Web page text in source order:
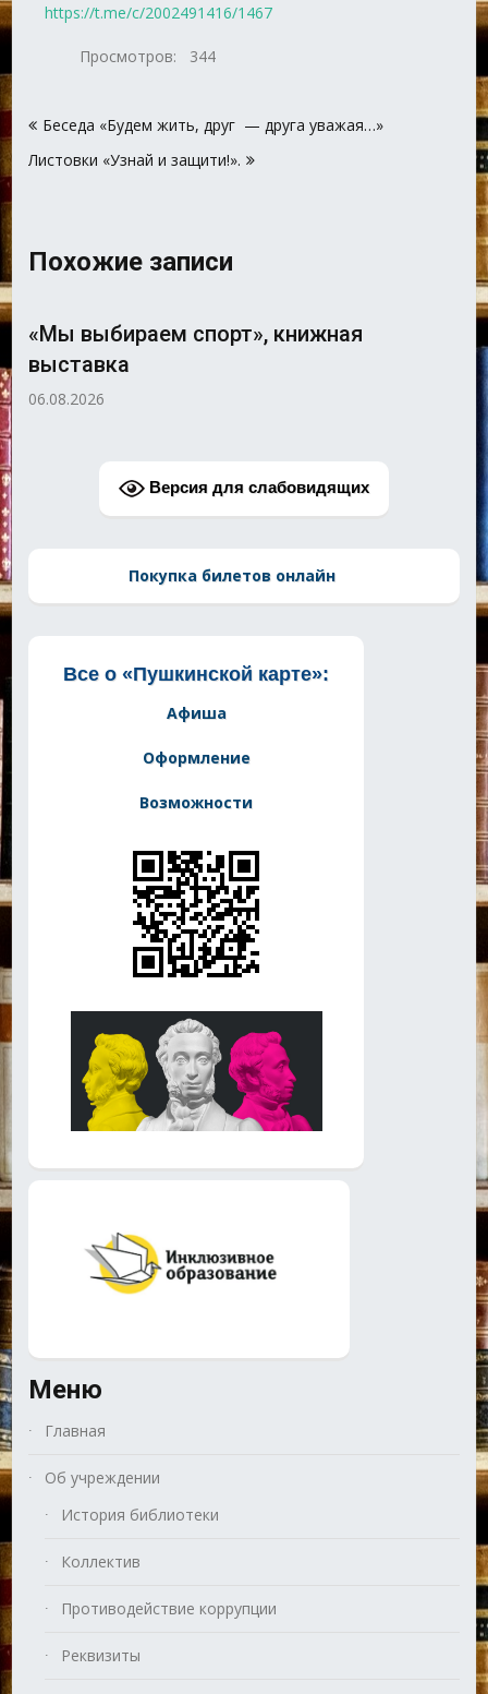
https://t.me/c/2002491416/1467
Просмотров: 344
по
записям
Беседа «Будем жить, друг — друга уважая…»
Листовки «Узнай и защити!».
Похожие записи
«Мы выбираем спорт», книжная
выставка
06.08.2026
Версия для слабовидящих
Покупка билетов онлайн
Все о «Пушкинской карте»:
Афиша
Оформление
Возможности
Меню
Главная
Об учреждении
История библиотеки
Коллектив
Противодействие коррупции
Реквизиты